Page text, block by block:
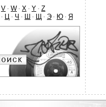
V · W · X · Y · Z
· Ц · Ч · Ш · Щ · Э · Ю · Я